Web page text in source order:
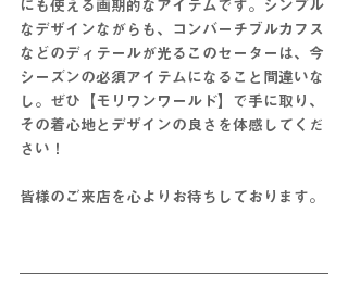
にも使える画期的なアイテムです。シンプル
なデザインながらも、コンバーチブルカフス
などのディテールが光るこのセーターは、今
シーズンの必須アイテムになること間違いな
し。ぜひ【モリワンワールド】で手に取り、
その着心地とデザインの良さを体感してくだ
さい！
皆様のご来店を心よりお待ちしております。